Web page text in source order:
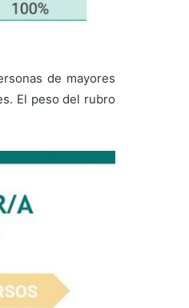
de mayores
El peso del rubro